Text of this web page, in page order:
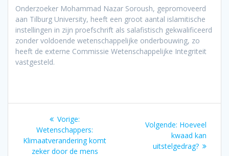
Onderzoeker Mohammad Nazar Soroush, gepromoveerd
aan Tilburg University, heeft een groot aantal islamitische
instellingen in zijn proefschrift als salafistisch gekwalificeerd
zonder voldoende wetenschappelijke onderbouwing, zo
heeft de externe Commissie Wetenschappelijke Integriteit
vastgesteld.
Bericht
navigatie
Vorige:
bericht:
Wetenschappers:
Klimaatverandering komt
zeker door de mens
Volgende: Volgend
bericht:
Hoeveel
kwaad kan
uitstelgedrag?